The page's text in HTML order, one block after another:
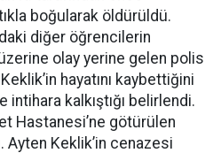
boğularak öldürüldü.
diğer öğrencilerin
olay yerine gelen polis
hayatını kaybettiğini
intihara kalkıştığı belirlendi.
Hastanesi’ne götürülen
Ayten Keklik’in cenazesi